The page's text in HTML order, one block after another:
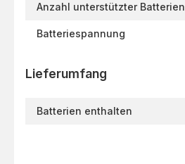
Anzahl unterstützter Batterien
Batteriespannung
Lieferumfang
Batterien enthalten